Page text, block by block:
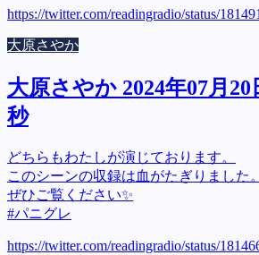
https://twitter.com/readingradio/status/
大原さやか
大原さやか 2024年07月20
秒
どちらもわたしが演じております。
このシーンの収録は血がたぎりました。
ぜひご覧ください✨
#パニグレ
https://twitter.com/readingradio/status/